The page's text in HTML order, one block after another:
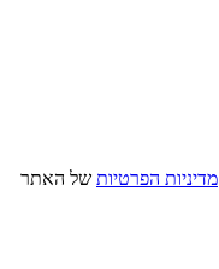
מדיניות הפרטיות של האתר